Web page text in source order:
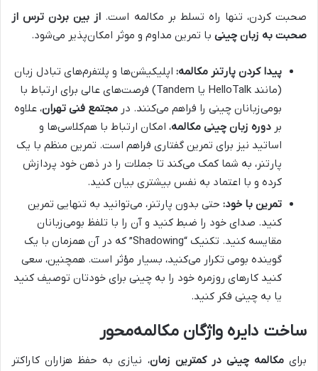
صحبت کردن، تنها راه تسلط بر مکالمه است. از بین بردن ترس از
صحبت به زبان چینی با تمرین مداوم و موثر امکان‌پذیر می‌شود.
پیدا کردن پارتنر مکالمه: اپلیکیشن‌ها و پلتفرم‌های تبادل زبان
(مانند HelloTalk یا Tandem) فرصت‌های عالی برای ارتباط با
بومی‌زبانان چینی را فراهم می‌کنند. در مجتمع فنی تهران، علاوه
بر دوره زبان چینی مکالمه، امکان ارتباط با هم‌کلاسی‌ها و
اساتید نیز برای تمرین گفتاری فراهم است. تمرین منظم با یک
پارتنر، به شما کمک می‌کند تا جملات را در ذهن خود پردازش
کرده و با اعتماد به نفس بیشتری بیان کنید.
تمرین با خود: حتی بدون پارتنر، می‌توانید به تنهایی تمرین
کنید. صدای خود را ضبط کنید و آن را با تلفظ بومی‌زبانان
مقایسه کنید. تکنیک “Shadowing” که در آن همزمان با یک
گوینده بومی تکرار می‌کنید، بسیار مؤثر است. همچنین، سعی
کنید کارهای روزمره خود را به چینی برای خودتان توصیف کنید
یا به چینی فکر کنید.
ساخت دایره واژگان مکالمه‌محور
برایمکالمه چینی در کمترین زمان، نیازی به حفظ هزاران کاراکتر